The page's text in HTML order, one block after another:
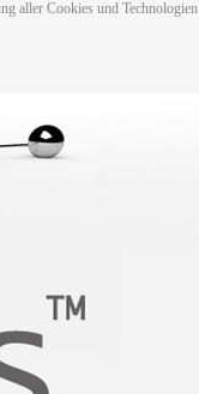
aller Cookies und Technologien